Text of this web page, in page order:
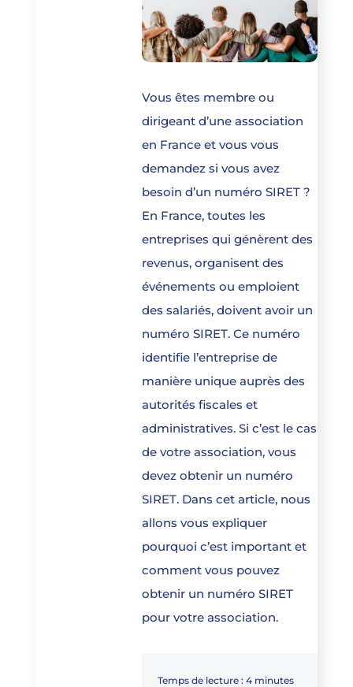
Vous êtes membre ou
dirigeant d’une association
en France et vous vous
demandez si vous avez
besoin d’un numéro SIRET ?
En France, toutes les
entreprises qui génèrent des
revenus, organisent des
événements ou emploient
des salariés, doivent avoir un
numéro SIRET. Ce numéro
identifie l’entreprise de
manière unique auprès des
autorités fiscales et
administratives. Si c’est le cas
de votre association, vous
devez obtenir un numéro
SIRET. Dans cet article, nous
allons vous expliquer
pourquoi c’est important et
comment vous pouvez
obtenir un numéro SIRET
pour votre association.
Temps de lecture : 4 minutes